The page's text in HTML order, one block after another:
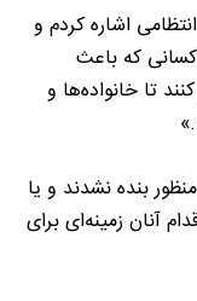
اشاره کردم و
کسانی که باعث
تا خانواده‌ها و
بنده نشدند و یا
آنان زمینه‌ای برای